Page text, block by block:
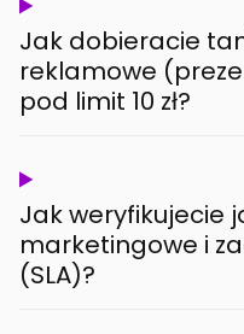
Jak dobieracie
reklamowe
pod limit 10 zł?
Jak weryfikujecie
marketingowe i
(SLA)?